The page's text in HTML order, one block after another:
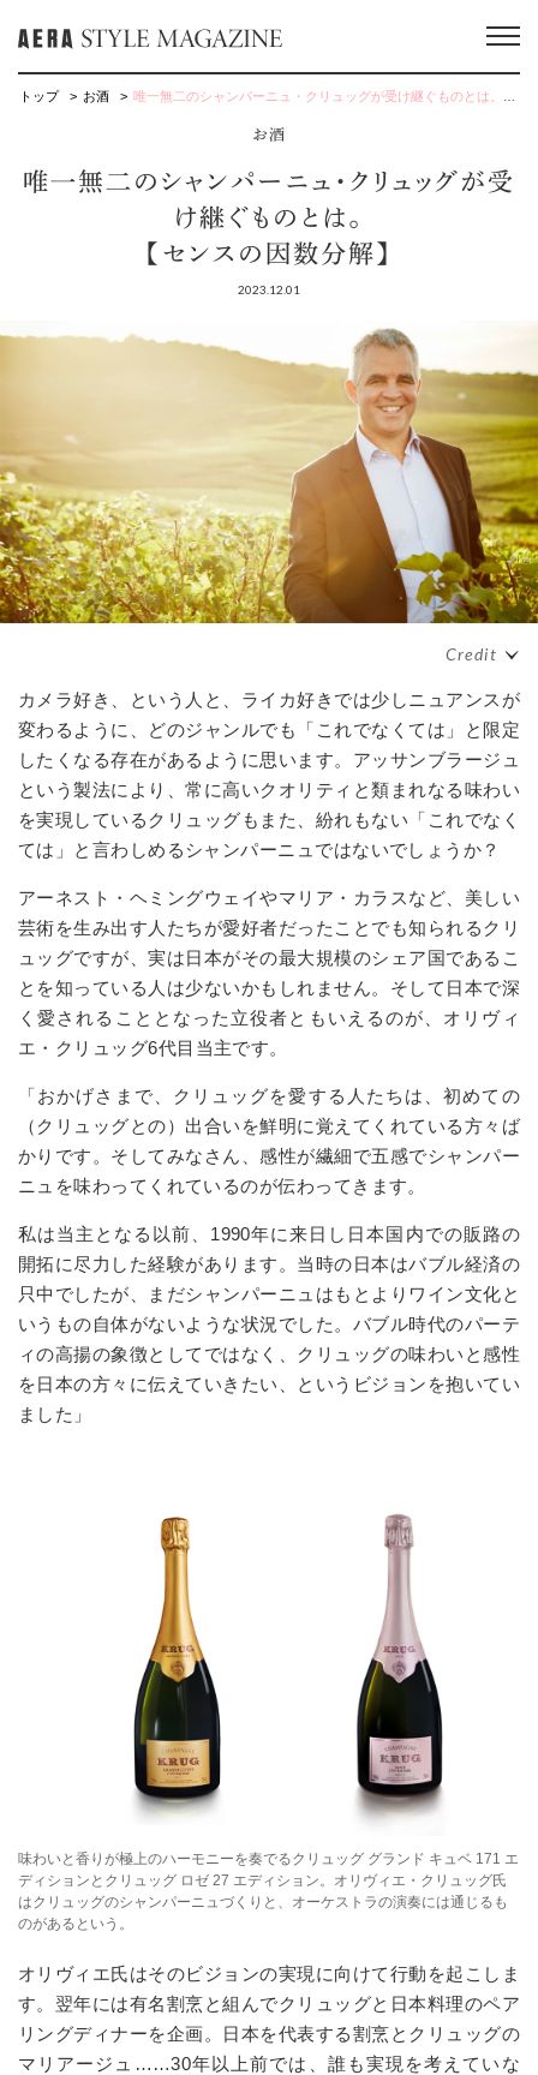
トップ お酒 唯一無二のシャンパーニュ・クリュッグが受け継ぐものとは。【センスの因数分解】
お酒
唯一無二のシャンパーニュ・クリュッグが受
け継ぐものとは。
【センスの因数分解】
2023.12.01
カメラ好き、という人と、ライカ好きでは少しニュアンスが
変わるように、どのジャンルでも「これでなくては」と限定
したくなる存在があるように思います。アッサンブラージュ
という製法により、常に高いクオリティと類まれなる味わい
を実現しているクリュッグもまた、紛れもない「これでなく
ては」と言わしめるシャンパーニュではないでしょうか？
アーネスト・ヘミングウェイやマリア・カラスなど、美しい
芸術を生み出す人たちが愛好者だったことでも知られるクリ
ュッグですが、実は日本がその最大規模のシェア国であるこ
とを知っている人は少ないかもしれません。そして日本で深
く愛されることとなった立役者ともいえるのが、オリヴィ
エ・クリュッグ6代目当主です。
「おかげさまで、クリュッグを愛する人たちは、初めての
（クリュッグとの）出合いを鮮明に覚えてくれている方々ば
かりです。そしてみなさん、感性が繊細で五感でシャンパー
ニュを味わってくれているのが伝わってきます。
私は当主となる以前、 1990年に来日し日本国内での販路の
開拓に尽力した経験があります。当時の日本はバブル経済の
只中でしたが、まだシャンパーニュはもとよりワイン文化と
いうもの自体がないような状況でした。バブル時代のパーテ
ィの高揚の象徴としてではなく、クリュッグの味わいと感性
を日本の方々に伝えていきたい、というビジョンを抱いてい
ました」
味わいと香りが極上のハーモニーを奏でるクリュッグ グランド キュベ 171 エ
ディションとクリュッグ ロゼ 27 エディション。オリヴィエ・クリュッグ氏
はクリュッグのシャンパーニュづくりと、オーケストラの演奏には通じるも
のがあるという。
オリヴィエ氏はそのビジョンの実現に向けて行動を起こしま
す。翌年には有名割烹と組んでクリュッグと日本料理のペア
リングディナーを企画。日本を代表する割烹とクリュッグの
マリアージュ……30年以上前では、誰も実現を考えていな